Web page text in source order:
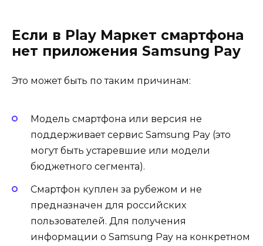
Если в Play Маркет смартфона
нет приложения Samsung Pay
Это может быть по таким причинам:
Модель смартфона или версия не
поддерживает сервис Samsung Pay (это
могут быть устаревшие или модели
бюджетного сегмента).
Смартфон куплен за рубежом и не
предназначен для российских
пользователей. Для получения
информации о Samsung Pay на конкретном